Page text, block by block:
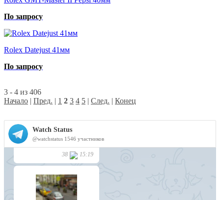
По запросу
Rolex Datejust 41мм
По запросу
3 - 4 из 406
Начало | Пред. | 1 2 3 4 5 | След. | Конец